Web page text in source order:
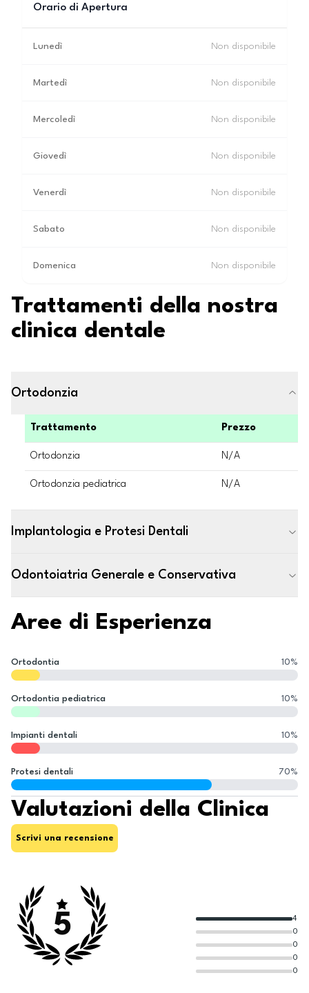
Orario di Apertura
Lunedì Non disponibile
Martedì Non disponibile
Mercoledì Non disponibile
Giovedì Non disponibile
Venerdì Non disponibile
Sabato Non disponibile
Domenica Non disponibile
Trattamenti della nostra
clinica dentale
Ortodonzia
Trattamento Prezzo
Ortodonzia N/A
Ortodonzia pediatrica N/A
Implantologia e Protesi Dentali
Odontoiatria Generale e Conservativa
Aree di Esperienza
Ortodontia 10%
Ortodontia pediatrica 10%
Impianti dentali 10%
Protesi dentali 70%
Valutazioni della Clinica
Scrivi una recensione
5
0
0
0
0
4